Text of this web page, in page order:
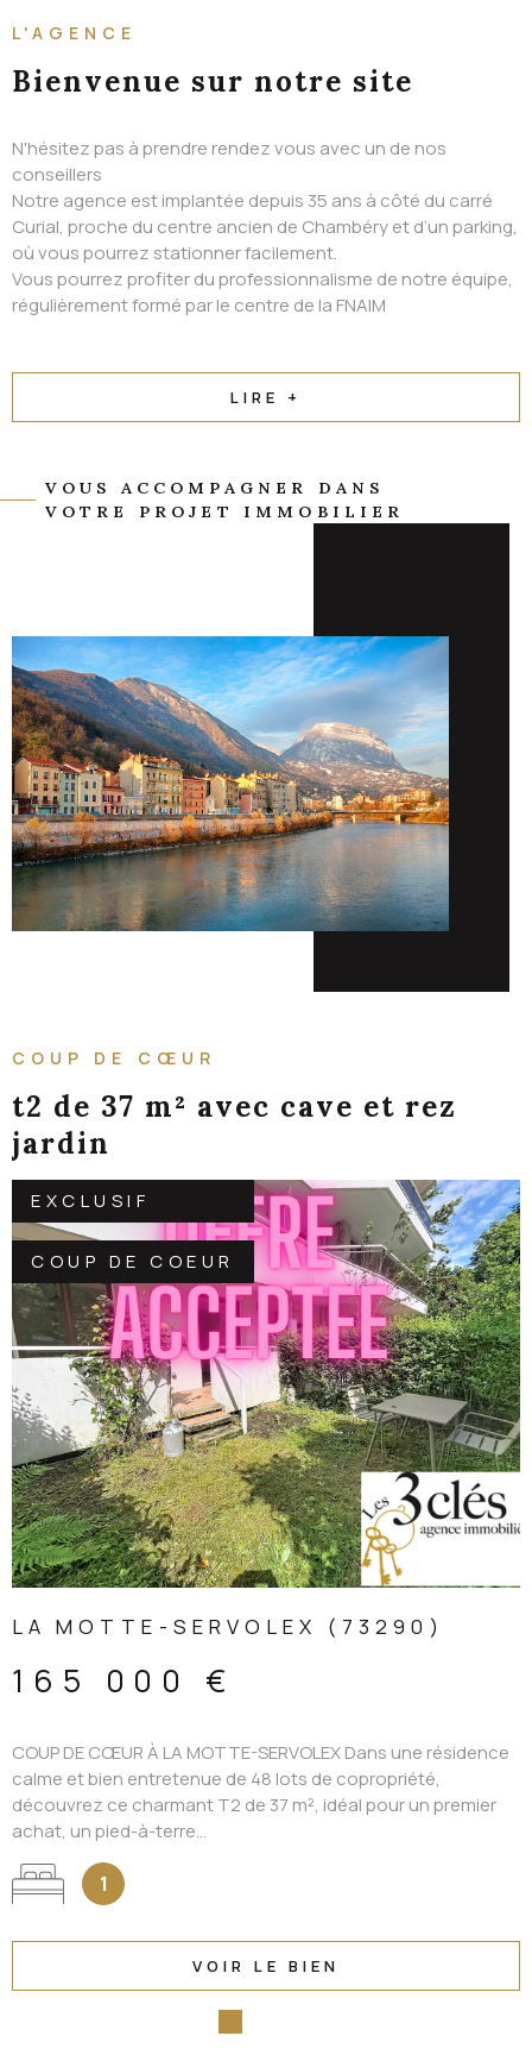
L'AGENCE
Bienvenue sur notre site
N'hésitez pas à prendre rendez vous avec un de nos
conseillers
Notre agence est implantée depuis 35 ans à côté du carré
Curial, proche du centre ancien de Chambéry et d’un parking,
où vous pourrez stationner facilement.
Vous pourrez profiter du professionnalisme de notre équipe,
régulièrement formé par le centre de la FNAIM
LIRE +
VOUS ACCOMPAGNER DANS
VOTRE PROJET IMMOBILIER
COUP DE CŒUR
t2 de 37 m² avec cave et rez
jardin
EXCLUSIF
COUP DE COEUR
LA MOTTE-SERVOLEX (73290)
165 000 €
COUP DE CŒUR À LA MOTTE-SERVOLEX Dans une résidence
calme et bien entretenue de 48 lots de copropriété,
découvrez ce charmant T2 de 37 m², idéal pour un premier
achat, un pied-à-terre...
1
VOIR LE BIEN